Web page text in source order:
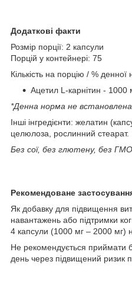
Додаткові факти
Розмір порції: 2 капсули
Порцій у контейнері: 75
Кількість на порцію / % денної
Ацетил L-карнітин - 1000
*Денна норма не встановлена.
Інші інгредієнти: желатин
целюлоза, рослинний стеарат.
Без сої, без глютену, без ГМО.
Рекомендоване
Як добавку для підвищення
навантажень або підтримки
4 капсули (1000 мг – 2000 мг)
Не рекомендується приймати
день через підвищений ризик